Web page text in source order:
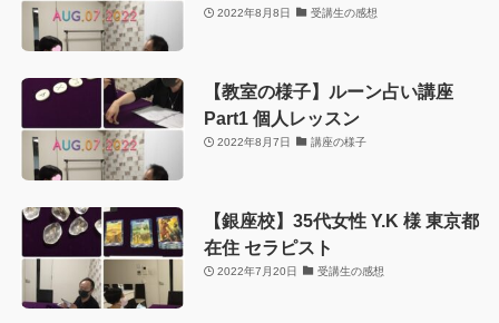
2022年8月8日 受講生の感想
【教室の様子】ルーン占い講座
Part1 個人レッスン
2022年8月7日 講座の様子
【銀座校】35代女性 Y.K 様 東京都
在住 セラピスト
2022年7月20日 受講生の感想